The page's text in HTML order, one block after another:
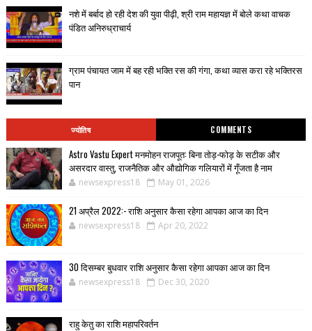
नशे में बर्बाद हो रही देश की युवा पीढ़ी, श्री राम महायज्ञ में बोले कथा वाचक
पंडित अनिरुध्राचार्य
ग्राम पंचायत जाम में बह रही भक्ति रस की गंगा, कथा व्यास करा रहे भक्तिरस
पान
ज्योतिष COMMENTS
Astro Vastu Expert मनमोहन राजपूत: बिना तोड़-फोड़ के सटीक और
असरदार वास्तु, राजनैतिक और औद्योगिक गलियारों में गूँजता है नाम
newsexpress18 May 01, 2026
21 अप्रैल 2022:- राशि अनुसार कैसा रहेगा आपका आज का दिन
newsexpress18 Apr 20, 2022
30 दिसम्बर बुधवार राशि अनुसार कैसा रहेगा आपका आज का दिन
newsexpress18 Dec 30, 2020
राहु केतु का राशि महापरिवर्तन